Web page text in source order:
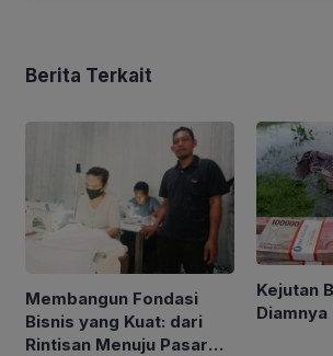
Berita Terkait
Membangun Fondasi
Bisnis yang Kuat: dari
Rintisan Menuju Pasar
Kejutan